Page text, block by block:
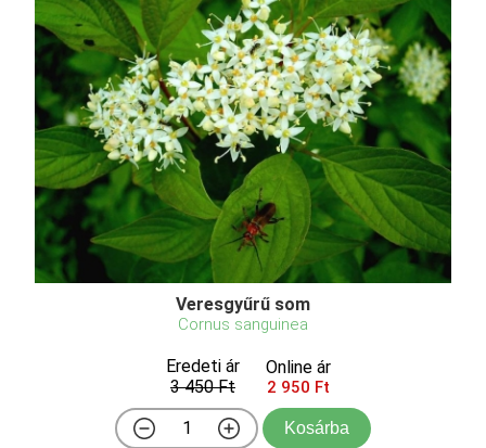
Veresgyűrű som
Cornus sanguinea
Eredeti ár
3 450 Ft
Online ár
2 950 Ft
Kosárba